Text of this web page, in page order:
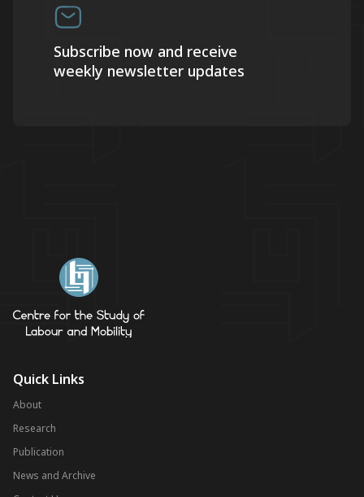
Subscribe now and receive
weekly newsletter updates
Quick Links
About
Research
Publication
News and Archive